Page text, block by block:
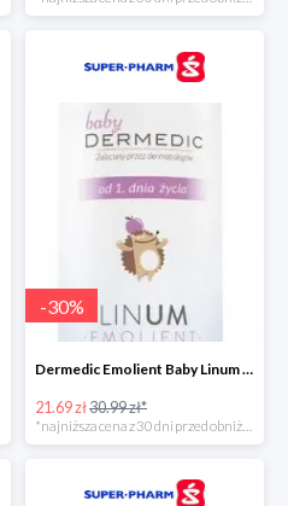
-30%
Dermedic Emolient Baby Linum żel do mycia ciała i włosów
21.69 zł30.99 zł*